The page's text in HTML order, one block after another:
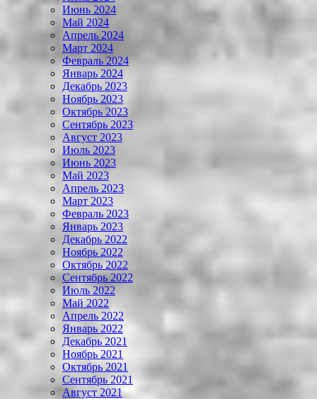
Июнь 2024
Май 2024
Апрель 2024
Март 2024
Февраль 2024
Январь 2024
Декабрь 2023
Ноябрь 2023
Октябрь 2023
Сентябрь 2023
Август 2023
Июль 2023
Июнь 2023
Май 2023
Апрель 2023
Март 2023
Февраль 2023
Январь 2023
Декабрь 2022
Ноябрь 2022
Октябрь 2022
Сентябрь 2022
Июль 2022
Май 2022
Апрель 2022
Январь 2022
Декабрь 2021
Ноябрь 2021
Октябрь 2021
Сентябрь 2021
Август 2021